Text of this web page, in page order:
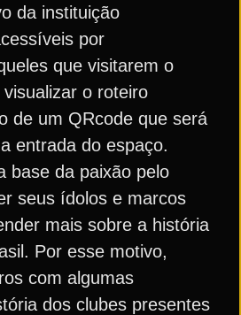
da instituição
por
que visitarem o
o roteiro
de um QRcode que será
entrada do espaço.
base da paixão pelo
seus ídolos e marcos
mais sobre a história
Por esse motivo,
com algumas
dos clubes presentes